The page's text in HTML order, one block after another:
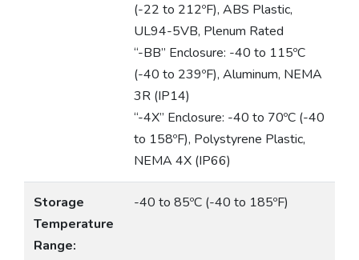
(-22 to 212ºF), ABS Plastic,
UL94-5VB, Plenum Rated
“-BB” Enclosure: -40 to 115ºC
(-40 to 239ºF), Aluminum, NEMA
3R (IP14)
“-4X” Enclosure: -40 to 70ºC (-40
to 158ºF), Polystyrene Plastic,
NEMA 4X (IP66)
Storage
Temperature
Range:
-40 to 85ºC (-40 to 185ºF)